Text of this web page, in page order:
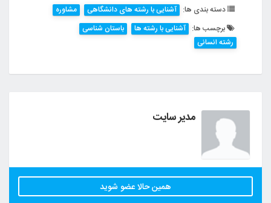
دسته بندی ها: آشنایی با رشته های دانشگاهی
مشاوره
برچسب ها: آشنایی با رشته ها
باستان شناسی
رشته انسانی
مدیر سایت
همین حالا عضو شوید